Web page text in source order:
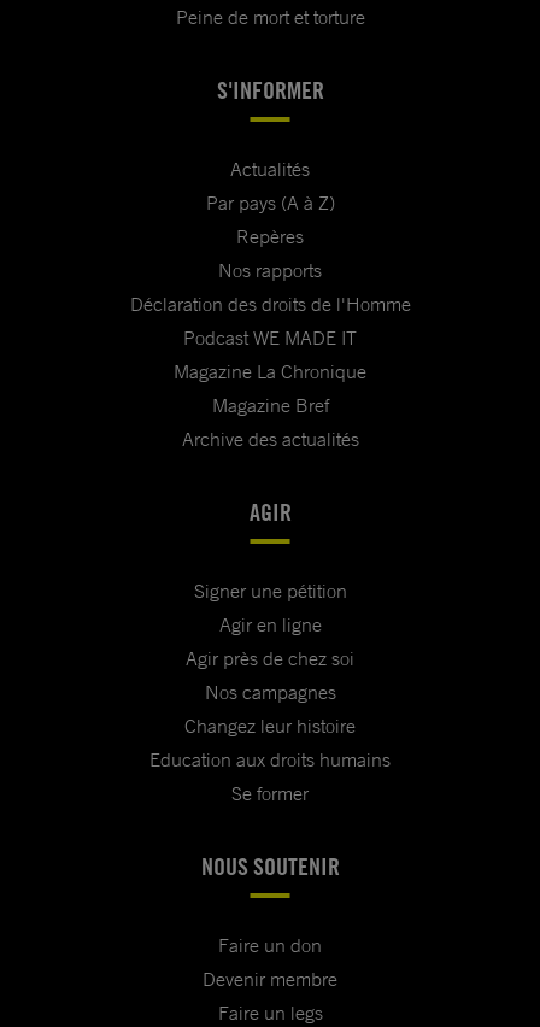
Peine de mort et torture
S'INFORMER
Actualités
Par pays (A à Z)
Repères
Nos rapports
Déclaration des droits de l'Homme
Podcast WE MADE IT
Magazine La Chronique
Magazine Bref
Archive des actualités
AGIR
Signer une pétition
Agir en ligne
Agir près de chez soi
Nos campagnes
Changez leur histoire
Education aux droits humains
Se former
NOUS SOUTENIR
Faire un don
Devenir membre
Faire un legs